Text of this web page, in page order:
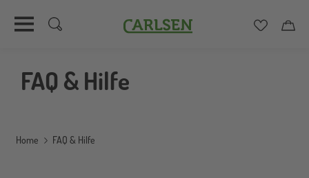
Inhalt
Carlsen
FAQ & Hilfe
Home FAQ & Hilfe